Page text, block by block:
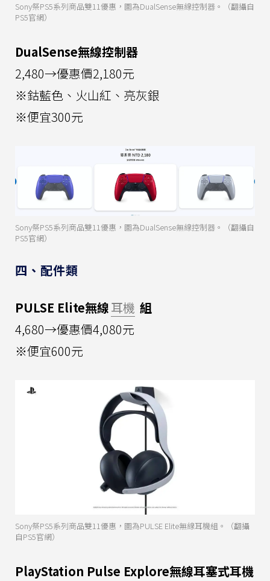
Sony祭PS5系列商品雙11優惠，圖為DualSense無線控制器。（翻攝自
PS5官網）
DualSense無線控制器
2,480→優惠價2,180元
※鈷藍色、火山紅、亮灰銀
※便宜300元
Sony祭PS5系列商品雙11優惠，圖為DualSense無線控制器。（翻攝自
PS5官網）
四、配件類
PULSE Elite無線耳機 組
4,680→優惠價4,080元
※便宜600元
Sony祭PS5系列商品雙11優惠，圖為PULSE Elite無線耳機組。（翻攝
自PS5官網）
PlayStation Pulse Explore無線耳塞式耳機